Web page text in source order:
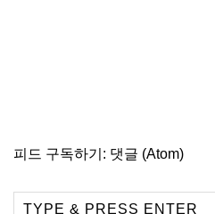
피드 구독하기: 댓글 (Atom)